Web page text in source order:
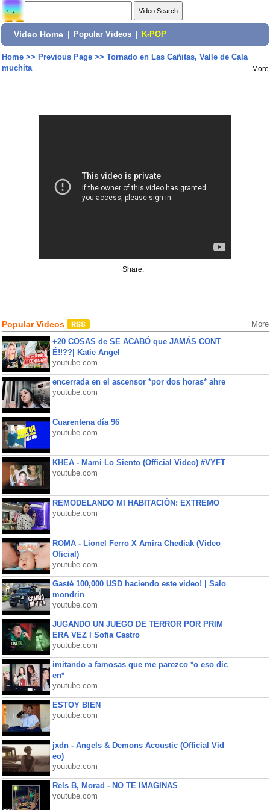
Video Home Popular Videos K-POP
Home>> Previous Page>> Tornado en Las Cañitas, Valle de Cala
muchita
More
Share:
Popular Videos More
+20 COSAS de SE ACABÓ que JAMÁS CONT
É!!??| Katie Angel
youtube.com
encerrada en el ascensor *por dos horas* ahre
youtube.com
Cuarentena día 96
youtube.com
KHEA - Mami Lo Siento (Official Video) #VYFT
youtube.com
REMODELANDO MI HABITACIÓN: EXTREMO
youtube.com
ROMA - Lionel Ferro X Amira Chediak (Video
Oficial)
youtube.com
Gasté 100,000 USD haciendo este video! | Salo
mondrin
youtube.com
JUGANDO UN JUEGO DE TERROR POR PRIM
ERA VEZ l Sofia Castro
youtube.com
imitando a famosas que me parezco *o eso dic
en*
youtube.com
ESTOY BIEN
youtube.com
jxdn - Angels & Demons Acoustic (Official Vid
eo)
youtube.com
Rels B, Morad - NO TE IMAGINAS
youtube.com